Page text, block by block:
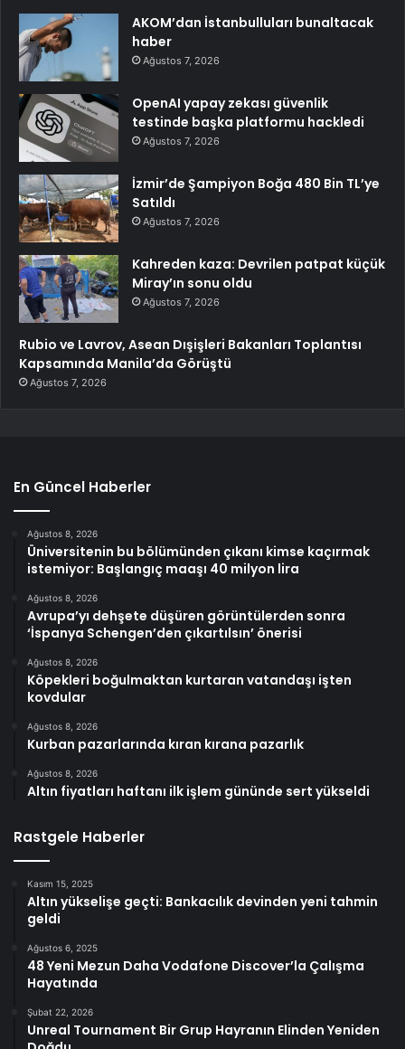
AKOM’dan İstanbulluları bunaltacak
haber
Ağustos 7, 2026
OpenAI yapay zekası güvenlik
testinde başka platformu hackledi
Ağustos 7, 2026
İzmir’de Şampiyon Boğa 480 Bin TL’ye
Satıldı
Ağustos 7, 2026
Kahreden kaza: Devrilen patpat küçük
Miray’ın sonu oldu
Ağustos 7, 2026
Rubio ve Lavrov, Asean Dışişleri Bakanları Toplantısı
Kapsamında Manila’da Görüştü
Ağustos 7, 2026
En Güncel Haberler
Ağustos 8, 2026
Üniversitenin bu bölümünden çıkanı kimse kaçırmak
istemiyor: Başlangıç maaşı 40 milyon lira
Ağustos 8, 2026
Avrupa’yı dehşete düşüren görüntülerden sonra
‘İspanya Schengen’den çıkartılsın’ önerisi
Ağustos 8, 2026
Köpekleri boğulmaktan kurtaran vatandaşı işten
kovdular
Ağustos 8, 2026
Kurban pazarlarında kıran kırana pazarlık
Ağustos 8, 2026
Altın fiyatları haftanı ilk işlem gününde sert yükseldi
Rastgele Haberler
Kasım 15, 2025
Altın yükselişe geçti: Bankacılık devinden yeni tahmin
geldi
Ağustos 6, 2025
48 Yeni Mezun Daha Vodafone Discover’la Çalışma
Hayatında
Şubat 22, 2026
Unreal Tournament Bir Grup Hayranın Elinden Yeniden